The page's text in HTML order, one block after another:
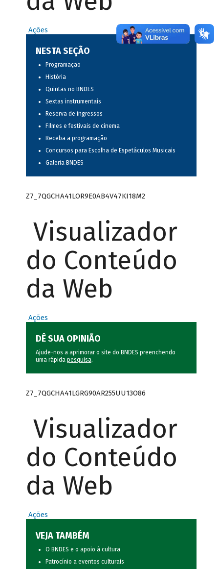
Ações
NESTA SEÇÃO
Programação
História
Quintas no BNDES
Sextas instrumentais
Reserva de ingressos
Filmes e festivais de cinema
Receba a programação
Concursos para Escolha de Espetáculos Musicais
Galeria BNDES
Z7_7QGCHA41LOR9E0AB4V47KI18M2
Visualizador
do Conteúdo
da Web
Ações
DÊ SUA OPINIÃO
Ajude-nos a aprimorar o site do BNDES preenchendo
uma rápida pesquisa.
Z7_7QGCHA41LGRG90AR255UU13O86
Visualizador
do Conteúdo
da Web
Ações
VEJA TAMBÉM
O BNDES e o apoio à cultura
Patrocínio a eventos culturais